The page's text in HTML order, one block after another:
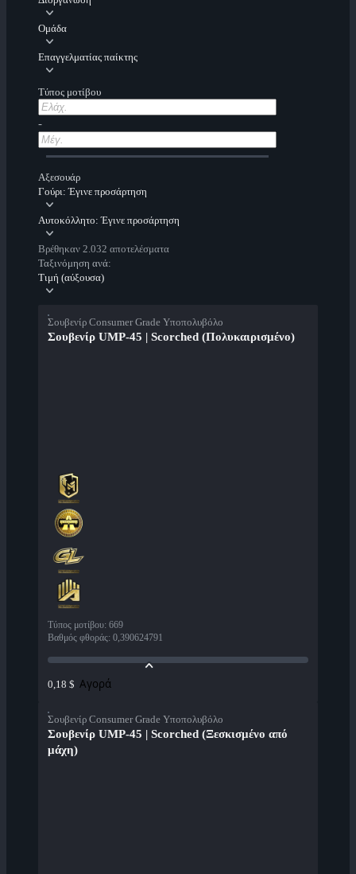
Ομάδα
Επαγγελματίας παίκτης
Τύπος μοτίβου
-
Αξεσουάρ
Γούρι: Έγινε προσάρτηση
Αυτοκόλλητο: Έγινε προσάρτηση
Βρέθηκαν 2.032 αποτελέσματα
Ταξινόμηση ανά:
Τιμή (αύξουσα)
Σουβενίρ Consumer Grade Υποπολυβόλο
Σουβενίρ UMP-45 | Scorched (Πολυκαιρισμένο)
Τύπος μοτίβου: 669
Βαθμός φθοράς: 0,390624791
0,18 $ Αγορά
Σουβενίρ Consumer Grade Υποπολυβόλο
Σουβενίρ UMP-45 | Scorched (Ξεσκισμένο από
μάχη)